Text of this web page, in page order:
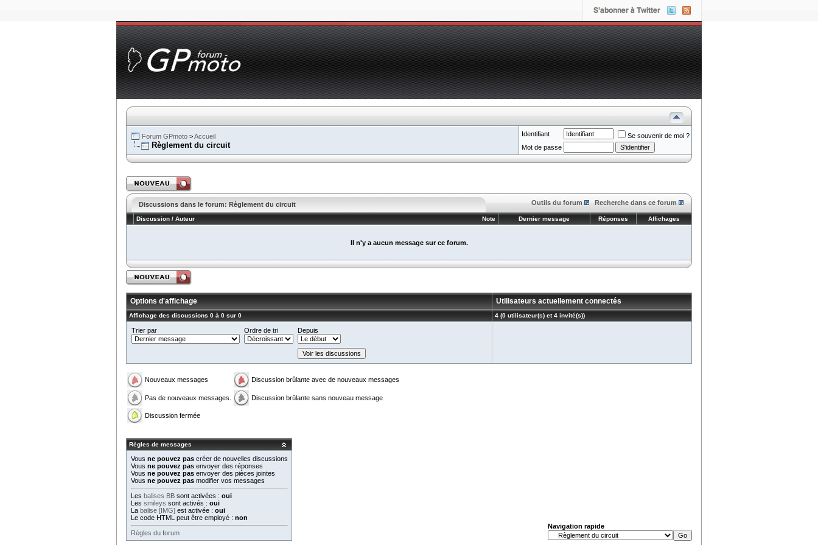
Forum GPmoto >Accueil
Règlement du circuit
Identifiant
Se souvenir de moi ?
Mot de passe
Discussions dans le forum: Règlement du circuit Outils du forum Recherche dans ce forum
Note
Discussion / Auteur Dernier message Réponses Affichages
Il n'y a aucun message sur ce forum.
Options d'affichage Utilisateurs actuellement connectés
Affichage des discussions 0 à 0 sur 0 4 (0 utilisateur(s) et 4 invité(s))
Trier par Ordre de tri Depuis
Nouveaux messages Discussion brûlante avec de nouveaux messages
Pas de nouveaux messages. Discussion brûlante sans nouveau message
Discussion fermée
Règles de messages
Vous ne pouvez pas créer de nouvelles discussions
Vous ne pouvez pas envoyer des réponses
Vous ne pouvez pas envoyer des pièces jointes
Vous ne pouvez pas modifier vos messages
Les balises BB sont activées : oui
Les smileys sont activés : oui
La balise [IMG] est activée : oui
Le code HTML peut être employé : non
Règles du forum
Navigation rapide